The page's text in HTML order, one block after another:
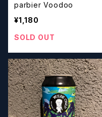
parbier Voodoo
¥1,180
SOLD OUT